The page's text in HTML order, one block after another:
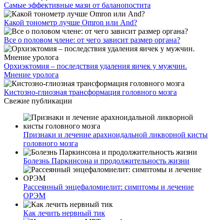
Самые эффективные мази от баланопостита
Какой тонометр лучше Omron или And?
Все о половом члене: от чего зависит размер органа?
Орхиэктомия – последствия удаления яичек у мужчин.
Мнение уролога
Кистозно-глиозная трансформация головного мозга
Свежие публикации
Признаки и лечение арахноидальной ликворной кисты
головного мозга
Болезнь Паркинсона и продолжительность жизни
Рассеянный энцефаломиелит: симптомы и лечение
ОРЭМ
Как лечить нервный тик